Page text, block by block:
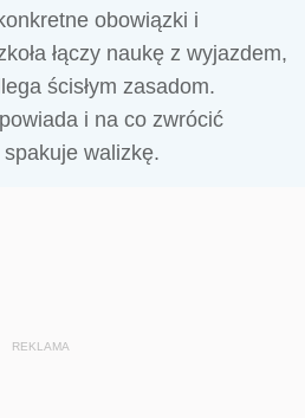
obowiązki i
łączy naukę z wyjazdem,
ścisłym zasadom.
i na co zwrócić
walizkę.
REKLAMA